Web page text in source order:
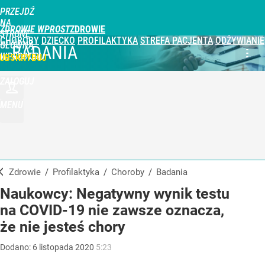
PRZEJDŹ
NA
STRONĘ
GŁÓWNĄ
WPROST.PL
ZDROWIE WPROST
CHOROBY DZIECKO PROFILAKTYKA STREFA PACJENTA ODŻYWIANIE
BADANIA
Zdrowie / Profilaktyka / Choroby / Badania
Naukowcy: Negatywny wynik testu
na COVID-19 nie zawsze oznacza,
że nie jesteś chory
Dodano: 6 listopada 2020 5:23